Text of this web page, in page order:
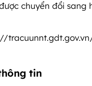
chuyển đổi
tin